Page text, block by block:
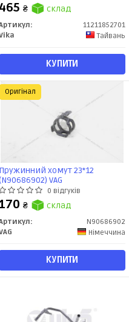
465 ₴ склад
11211852701
Тайвань
КУПИТИ
Пружинний хомут 23*12
VAG
0 відгуків
₴ склад
N90686902
Німеччина
КУПИТИ
Оригінал